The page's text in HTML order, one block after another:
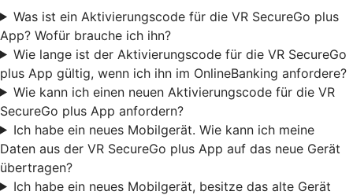
Was ist ein Aktivierungscode für die VR SecureGo plus
App? Wofür brauche ich ihn?
Wie lange ist der Aktivierungscode für die VR SecureGo
plus App gültig, wenn ich ihn im OnlineBanking anfordere?
Wie kann ich einen neuen Aktivierungscode für die VR
SecureGo plus App anfordern?
Ich habe ein neues Mobilgerät. Wie kann ich meine
Daten aus der VR SecureGo plus App auf das neue Gerät
übertragen?
Ich habe ein neues Mobilgerät, besitze das alte Gerät